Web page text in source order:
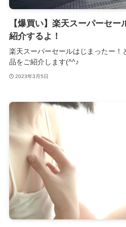
【爆買い】楽天スーパーセ
紹介するよ！
楽天スーパーセールはじまったー！
品をご紹介します(^^♪
2023年3月5日